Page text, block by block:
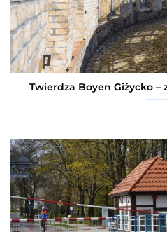
Twierdza Boyen Giżycko